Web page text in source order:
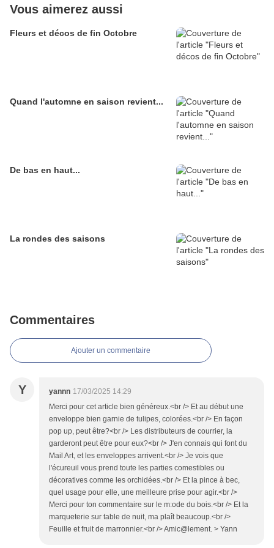
Vous aimerez aussi
Fleurs et décos de fin Octobre
Quand l'automne en saison revient...
De bas en haut...
La rondes des saisons
Commentaires
Ajouter un commentaire
Y yannn 17/03/2025 14:29
Merci pour cet article bien généreux.<br /> Et au début une
enveloppe bien garnie de tulipes, colorées.<br /> En façon
pop up, peut être?<br /> Les distributeurs de courrier, la
garderont peut être pour eux?<br /> J'en connais qui font du
Mail Art, et les enveloppes arrivent.<br /> Je vois que
l'écureuil vous prend toute les parties comestibles ou
décoratives comme les orchidées.<br /> Et la pince à bec,
quel usage pour elle, une meilleure prise pour agir.<br />
Merci pour ton commentaire sur le m:ode du bois.<br /> Et la
marqueterie sur table de nuit, ma plaît beaucoup.<br />
Feuille et fruit de marronnier.<br /> Amic@lement. > Yann